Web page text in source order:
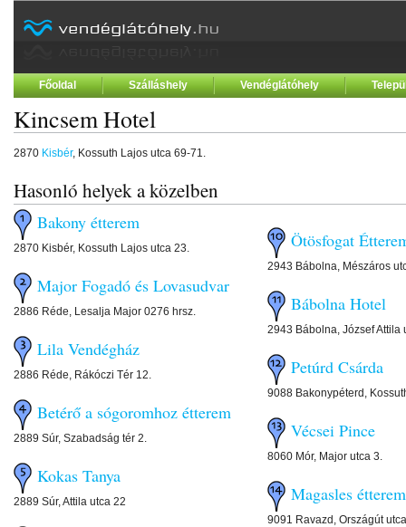
Főoldal Szálláshely Vendéglátóhely
Kincsem Hotel
2870 Kisbér, Kossuth Lajos utca 69-71.
Hasonló helyek a közelben
Bakony étterem
2870 Kisbér, Kossuth Lajos utca 23.
Major Fogadó és Lovasudvar
2886 Réde, Lesalja Major 0276 hrsz.
Lila Vendégház
2886 Réde, Rákóczi Tér 12.
Betérő a sógoromhoz étterem
2889 Súr, Szabadság tér 2.
Kokas Tanya
2889 Súr, Attila utca 22
Ötösfogat
2943 Bábolna, Mészáros
Bábolna Hotel
2943 Bábolna, József Attila
Petúrd Csárda
9088 Bakonypéterd,
Vécsei Pince
8060 Mór, Major utca 3.
Magasles étterem
9091 Ravazd, Országút